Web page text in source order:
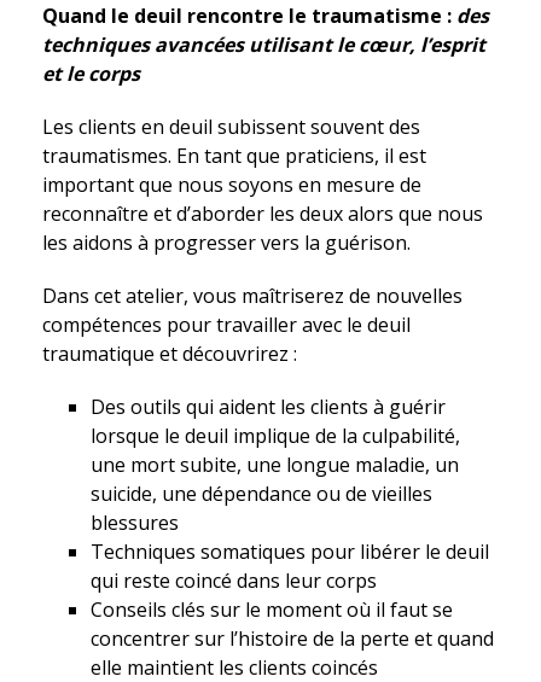
Quand le deuil rencontre le traumatisme : des
techniques avancées utilisant le cœur, l’esprit
et le corps
Les clients en deuil subissent souvent des
traumatismes. En tant que praticiens, il est
important que nous soyons en mesure de
reconnaître et d’aborder les deux alors que nous
les aidons à progresser vers la guérison.
Dans cet atelier, vous maîtriserez de nouvelles
compétences pour travailler avec le deuil
traumatique et découvrirez :
Des outils qui aident les clients à guérir
lorsque le deuil implique de la culpabilité,
une mort subite, une longue maladie, un
suicide, une dépendance ou de vieilles
blessures
Techniques somatiques pour libérer le deuil
qui reste coincé dans leur corps
Conseils clés sur le moment où il faut se
concentrer sur l’histoire de la perte et quand
elle maintient les clients coincés